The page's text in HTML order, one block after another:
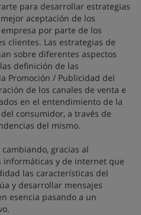
para desarrollar estrategias
aceptación de los
por parte de los
clientes. Las estrategias de
sobre diferentes aspectos
definición de las
Promoción / Publicidad del
de los canales de venta e
en el entendimiento de la
consumidor, a través de
del mismo.
gracias al
y de internet que
las características del
y desarrollar mensajes
esencia pasando a un